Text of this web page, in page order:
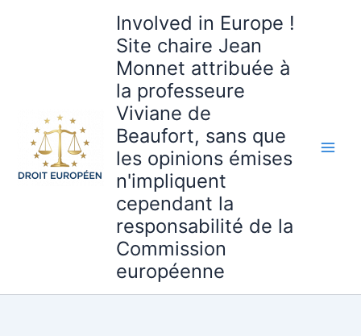
Involved in Europe !
Site chaire Jean
Monnet attribuée à
la professeure
Viviane de
Beaufort, sans que
les opinions émises
n'impliquent
cependant la
responsabilité de la
Commission
européenne